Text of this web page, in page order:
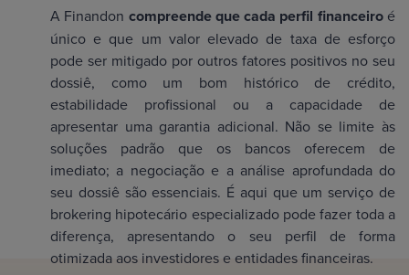
A Finandon compreende que cada perfil financeiro é
único e que um valor elevado de taxa de esforço
pode ser mitigado por outros fatores positivos no seu
dossiê, como um bom histórico de crédito,
estabilidade profissional ou a capacidade de
apresentar uma garantia adicional. Não se limite às
soluções padrão que os bancos oferecem de
imediato; a negociação e a análise aprofundada do
seu dossiê são essenciais. É aqui que um serviço de
brokering hipotecário especializado pode fazer toda a
diferença, apresentando o seu perfil de forma
otimizada aos investidores e entidades financeiras.